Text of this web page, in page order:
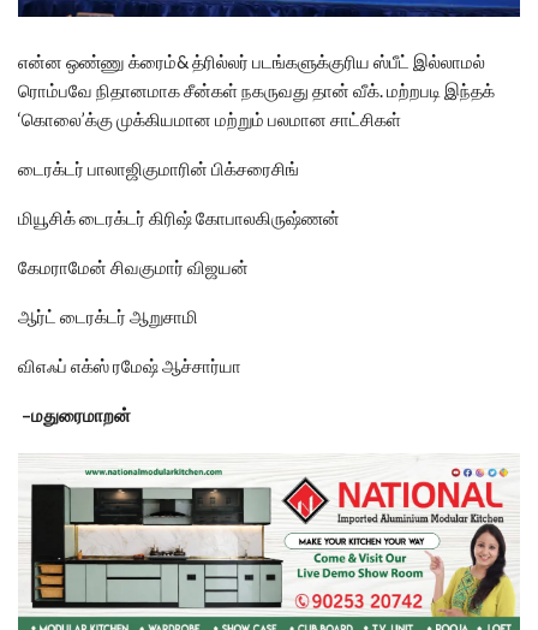
என்ன ஒண்ணு க்ரைம்& த்ரில்லர் படங்களுக்குரிய ஸ்பீட் இல்லாமல்
ரொம்பவே நிதானமாக சீன்கள் நகருவது தான் வீக். மற்றபடி இந்தக்
‘கொலை’க்கு முக்கியமான மற்றும் பலமான சாட்சிகள்
டைரக்டர் பாலாஜிகுமாரின் பிக்சரைசிங்
மியூசிக் டைரக்டர் கிரிஷ் கோபாலகிருஷ்ணன்
கேமராமேன் சிவகுமார் விஜயன்
ஆர்ட் டைரக்டர் ஆறுசாமி
விஎஃப் எக்ஸ் ரமேஷ் ஆச்சார்யா
–மதுரைமாறன்